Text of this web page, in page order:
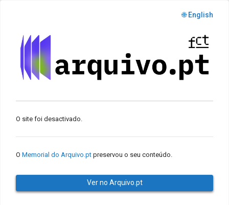
🌐 English
O site foi desactivado.
O Memorial do Arquivo.pt preservou o seu conteúdo.
Ver no Arquivo.pt